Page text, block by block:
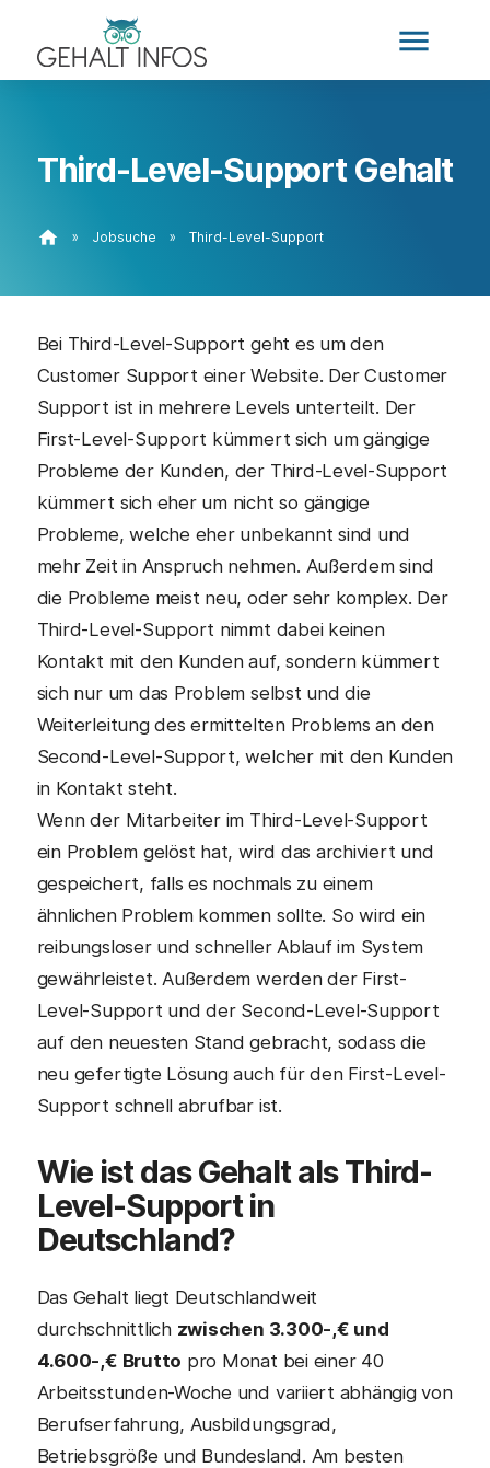
menu
Third-Level-Support Gehalt
home » Jobsuche » Third-Level-Support
Bei Third-Level-Support geht es um den
Customer Support einer Website. Der Customer
Support ist in mehrere Levels unterteilt. Der
First-Level-Support kümmert sich um gängige
Probleme der Kunden, der Third-Level-Support
kümmert sich eher um nicht so gängige
Probleme, welche eher unbekannt sind und
mehr Zeit in Anspruch nehmen. Außerdem sind
die Probleme meist neu, oder sehr komplex. Der
Third-Level-Support nimmt dabei keinen
Kontakt mit den Kunden auf, sondern kümmert
sich nur um das Problem selbst und die
Weiterleitung des ermittelten Problems an den
Second-Level-Support, welcher mit den Kunden
in Kontakt steht.
Wenn der Mitarbeiter im Third-Level-Support
ein Problem gelöst hat, wird das archiviert und
gespeichert, falls es nochmals zu einem
ähnlichen Problem kommen sollte. So wird ein
reibungsloser und schneller Ablauf im System
gewährleistet. Außerdem werden der First-
Level-Support und der Second-Level-Support
auf den neuesten Stand gebracht, sodass die
neu gefertigte Lösung auch für den First-Level-
Support schnell abrufbar ist.
Wie ist das Gehalt als Third-
Level-Support in
Deutschland?
Das Gehalt liegt Deutschlandweit
durchschnittlich zwischen 3.300-,€ und
4.600-,€ Brutto pro Monat bei einer 40
Arbeitsstunden-Woche und variiert abhängig von
Berufserfahrung, Ausbildungsgrad,
Betriebsgröße und Bundesland. Am besten